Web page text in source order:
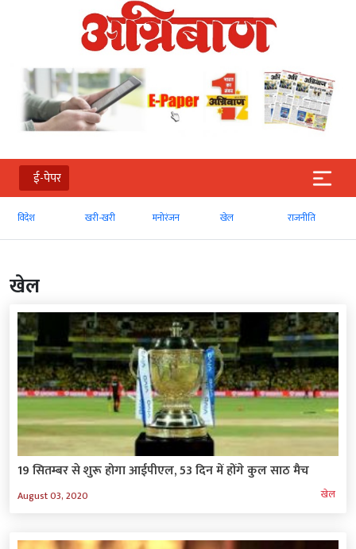
ई-पेपर
खरी-खरी मनोरंजन खेल राजनीति व्‍यापार
खेल
19 सितम्बर से शुरू होगा आईपीएल, 53 दिन में होंगे कुल साठ मैच
August 03, 2020 खेल